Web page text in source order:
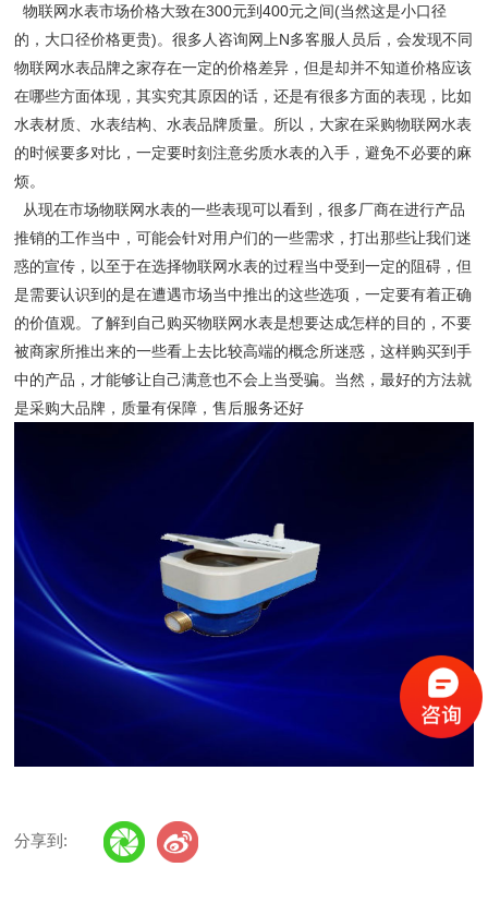
物联网水表市场价格大致在300元到400元之间(当然这是小口径
的，大口径价格更贵)。很多人咨询网上N多客服人员后，会发现不同
物联网水表品牌之家存在一定的价格差异，但是却并不知道价格应该
在哪些方面体现，其实究其原因的话，还是有很多方面的表现，比如
水表材质、水表结构、水表品牌质量。所以，大家在采购物联网水表
的时候要多对比，一定要时刻注意劣质水表的入手，避免不必要的麻
烦。
从现在市场物联网水表的一些表现可以看到，很多厂商在进行产品
推销的工作当中，可能会针对用户们的一些需求，打出那些让我们迷
惑的宣传，以至于在选择物联网水表的过程当中受到一定的阻碍，但
是需要认识到的是在遭遇市场当中推出的这些选项，一定要有着正确
的价值观。了解到自己购买物联网水表是想要达成怎样的目的，不要
被商家所推出来的一些看上去比较高端的概念所迷惑，这样购买到手
中的产品，才能够让自己满意也不会上当受骗。当然，最好的方法就
是采购大品牌，质量有保障，售后服务还好
分享到: